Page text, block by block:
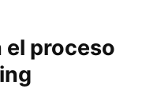
el proceso